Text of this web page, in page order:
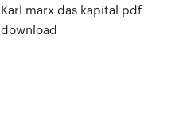
Karl marx das kapital pdf
download